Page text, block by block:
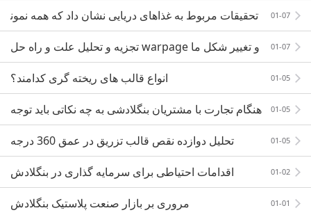
01-07
تحقیقات مربوط به غذاهای دریایی نشان داد که همه نمون
ه ها حاوی پلاستیک هستند
01-07
تجزیه و تحلیل علت و راه حل warpage و تغییر شکل ما
شین قالب گیری تزریقی
01-05 انواع قالب های ریخته گری کدامند؟
01-05
هنگام تجارت با مشتریان بنگلادشی به چه نکاتی باید توجه
کنید؟
01-05 تحلیل دوازده نقص قالب تزریق در عمق 360 درجه
01-02 اقدامات احتیاطی برای سرمایه گذاری در بنگلادش
01-01 مروری بر بازار صنعت پلاستیک بنگلادش